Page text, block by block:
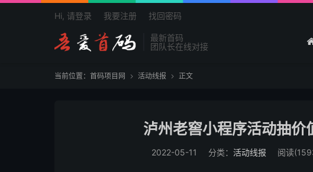
最新首码
团队长在线对接
Hi, 请登录 我要注册 找回密码
当前位置： 首码项目网  活动线报  正文
泸州老窖小程序活动抽价
2022-05-11 分类： 活动线报 阅读